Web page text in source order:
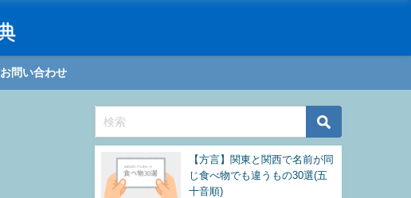
お問い合わせ
【方言】関東と関西で名前が同
じ食べ物でも違うもの30選(五
十音順)